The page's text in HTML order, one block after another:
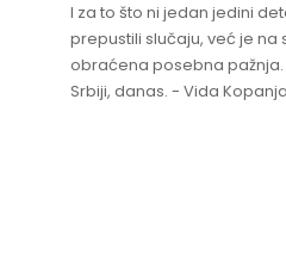
I za to što ni jedan jedini
prepustili slučaju, već je na
obraćena posebna pažnja.
Srbiji, danas. - Vida Kopanja